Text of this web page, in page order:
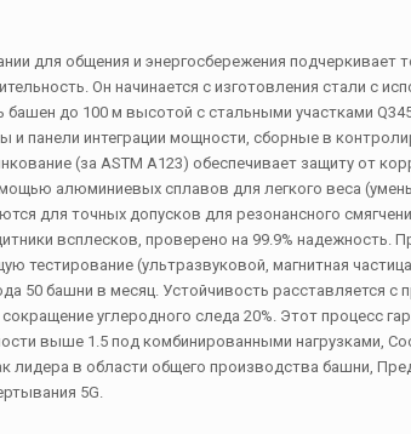
для общения и энергосбережения подчеркивает
Он начинается с изготовления стали с
до 100 м высотой с стальными участками
панели интеграции мощности, сборные в
(за ASTM A123) обеспечивает защиту от
алюминиевых сплавов для легкого веса
для точных допусков для резонансного
всплесков, проверено на 99.9% надежность.
тестирование (ультразвуковой, магнитная
50 башни в месяц. Устойчивость расставляется с
углеродного следа 20%. Этот процесс
выше 1.5 под комбинированными нагрузками,
лидера в области общего производства башни,
5G.